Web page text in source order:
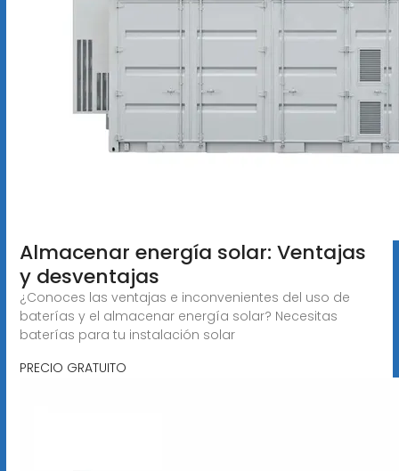
Almacenar energía solar: Ventajas
y desventajas
¿Conoces las ventajas e inconvenientes del uso de
baterías y el almacenar energía solar? Necesitas
baterías para tu instalación solar
PRECIO GRATUITO